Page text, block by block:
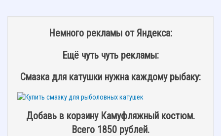
Немного рекламы от Яндекса:
Ещё чуть чуть рекламы:
Смазка для катушки нужна каждому рыбаку:
Добавь в корзину Камуфляжный костюм.
Всего 1850 рублей.